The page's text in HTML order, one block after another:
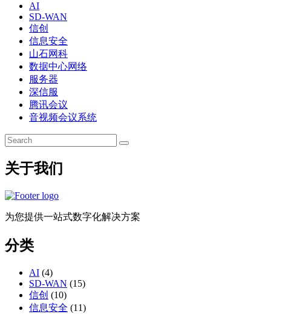
AI
SD-WAN
信创
信息安全
山石网科
数据中心网络
服务器
深信服
腾讯会议
音视频会议系统
关于我们
为您提供一站式数字化解决方案
分类
AI (4)
SD-WAN (15)
信创 (10)
信息安全 (11)